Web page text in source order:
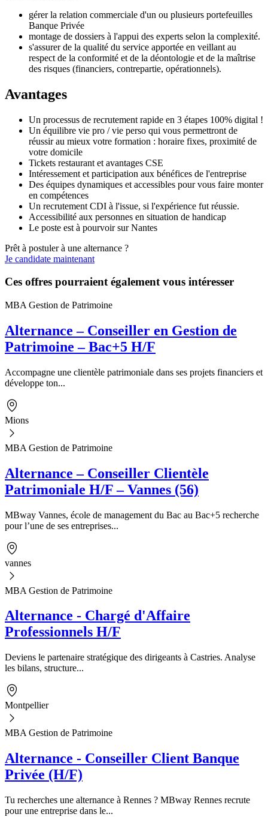
gérer la relation commerciale d'un ou plusieurs portefeuilles
Banque Privée
montage de dossiers à l'appui des experts selon la complexité.
s'assurer de la qualité du service apportée en veillant au
respect de la conformité et de la déontologie et de la maîtrise
des risques (financiers, contrepartie, opérationnels).
Avantages
Un processus de recrutement rapide en 3 étapes 100% digital !
Un équilibre vie pro / vie perso qui vous permettront de
réussir au mieux votre formation : horaire fixes, proximité de
votre domicile
Tickets restaurant et avantages CSE
Intéressement et participation aux bénéfices de l'entreprise
Des équipes dynamiques et accessibles pour vous faire monter
en compétences
Un recrutement CDI à l'issue, si l'expérience fut réussie.
Accessibilité aux personnes en situation de handicap
Le poste est à pourvoir sur Nantes
Prêt à postuler à une alternance ?
Je candidate maintenant
Ces offres pourraient également vous intéresser
MBA Gestion de Patrimoine
Alternance – Conseiller en Gestion de
Patrimoine – Bac+5 H/F
Accompagne une clientèle patrimoniale dans ses projets financiers et
développe ton...
Mions
MBA Gestion de Patrimoine
Alternance – Conseiller Clientèle
Patrimoniale H/F – Vannes (56)
MBway Vannes, école de management du Bac au Bac+5 recherche
pour l’une de ses entreprises...
vannes
MBA Gestion de Patrimoine
Alternance - Chargé d'Affaire
Professionnels H/F
Deviens le partenaire stratégique des dirigeants à Castries. Analyse
les bilans, structure...
Montpellier
MBA Gestion de Patrimoine
Alternance - Conseiller Client Banque
Privée (H/F)
Tu recherches une alternance à Rennes ? MBway Rennes recrute
pour une entreprise dans le...